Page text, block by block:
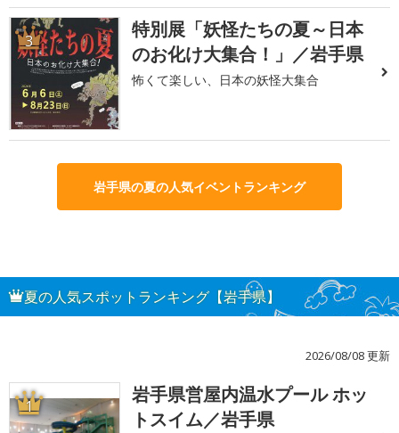
3
特別展「妖怪たちの夏～日本
のお化け大集合！」／岩手県
怖くて楽しい、日本の妖怪大集合
岩手県の夏の人気イベントランキング
夏の人気スポットランキング【岩手県】
2026/08/08 更新
1
岩手県営屋内温水プール ホッ
トスイム／岩手県